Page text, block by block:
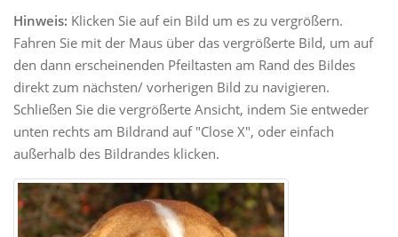
Hinweis: Klicken Sie auf ein Bild um es zu vergrößern.
Fahren Sie mit der Maus über das vergrößerte Bild, um auf
den dann erscheinenden Pfeiltasten am Rand des Bildes
direkt zum nächsten/ vorherigen Bild zu navigieren.
Schließen Sie die vergrößerte Ansicht, indem Sie entweder
unten rechts am Bildrand auf "Close X", oder einfach
außerhalb des Bildrandes klicken.